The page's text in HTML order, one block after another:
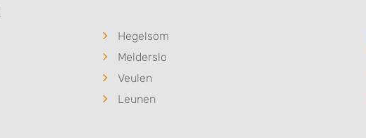
Hegelsom
Melderslo
Veulen
Leunen